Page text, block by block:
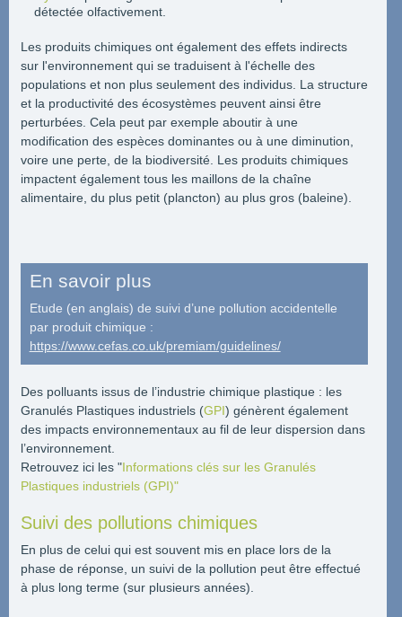
détectée olfactivement.
Les produits chimiques ont également des effets indirects
sur l'environnement qui se traduisent à l'échelle des
populations et non plus seulement des individus. La structure
et la productivité des écosystèmes peuvent ainsi être
perturbées. Cela peut par exemple aboutir à une
modification des espèces dominantes ou à une diminution,
voire une perte, de la biodiversité. Les produits chimiques
impactent également tous les maillons de la chaîne
alimentaire, du plus petit (plancton) au plus gros (baleine).
En savoir plus
Etude (en anglais) de suivi d’une pollution accidentelle
par produit chimique :
https://www.cefas.co.uk/premiam/guidelines/
Des polluants issus de l’industrie chimique plastique : les
Granulés Plastiques industriels (GPI) génèrent également
des impacts environnementaux au fil de leur dispersion dans
l’environnement.
Retrouvez ici les "Informations clés sur les Granulés
Plastiques industriels (GPI)"
Suivi des pollutions chimiques
En plus de celui qui est souvent mis en place lors de la
phase de réponse, un suivi de la pollution peut être effectué
à plus long terme (sur plusieurs années).